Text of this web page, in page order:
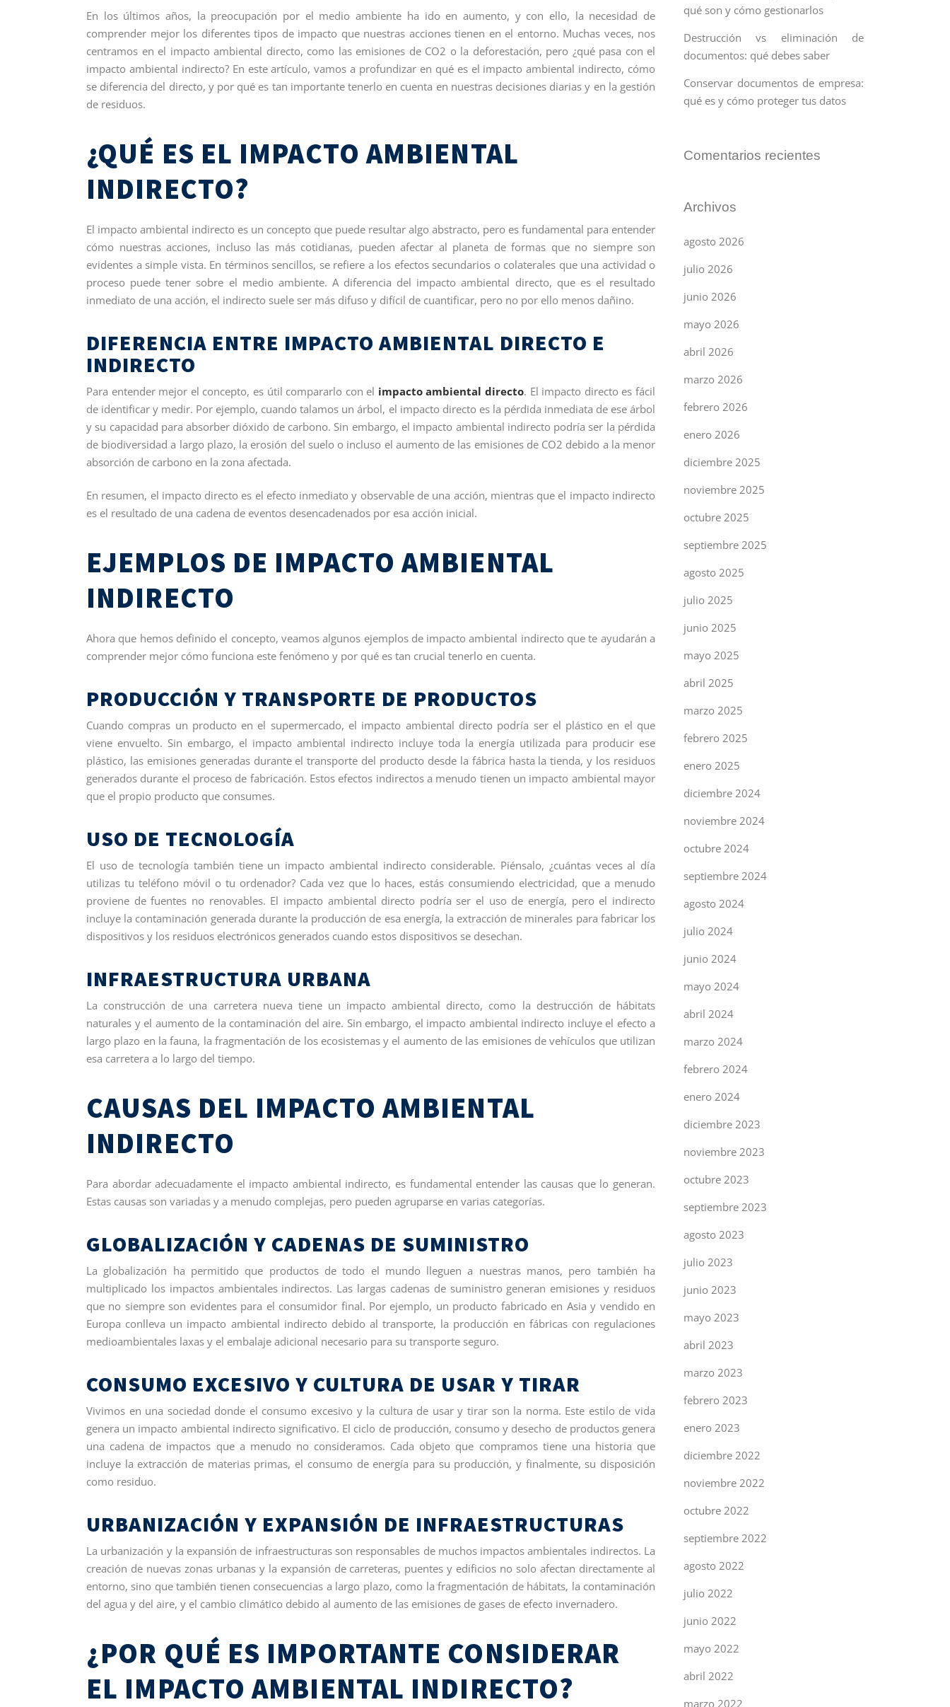
En los últimos años, la preocupación por el medio ambiente ha ido en aumento, y con ello, la necesidad de
comprender mejor los diferentes tipos de impacto que nuestras acciones tienen en el entorno. Muchas veces, nos
centramos en el impacto ambiental directo, como las emisiones de CO2 o la deforestación, pero ¿qué pasa con el
impacto ambiental indirecto? En este artículo, vamos a profundizar en qué es el impacto ambiental indirecto, cómo
se diferencia del directo, y por qué es tan importante tenerlo en cuenta en nuestras decisiones diarias y en la gestión
de residuos.
¿QUÉ ES EL IMPACTO AMBIENTAL
INDIRECTO?
El impacto ambiental indirecto es un concepto que puede resultar algo abstracto, pero es fundamental para entender
cómo nuestras acciones, incluso las más cotidianas, pueden afectar al planeta de formas que no siempre son
evidentes a simple vista. En términos sencillos, se refiere a los efectos secundarios o colaterales que una actividad o
proceso puede tener sobre el medio ambiente. A diferencia del impacto ambiental directo, que es el resultado
inmediato de una acción, el indirecto suele ser más difuso y difícil de cuantificar, pero no por ello menos dañino.
DIFERENCIA ENTRE IMPACTO AMBIENTAL DIRECTO E
INDIRECTO
Para entender mejor el concepto, es útil compararlo con el impacto ambiental directo. El impacto directo es fácil
de identificar y medir. Por ejemplo, cuando talamos un árbol, el impacto directo es la pérdida inmediata de ese árbol
y su capacidad para absorber dióxido de carbono. Sin embargo, el impacto ambiental indirecto podría ser la pérdida
de biodiversidad a largo plazo, la erosión del suelo o incluso el aumento de las emisiones de CO2 debido a la menor
absorción de carbono en la zona afectada.
En resumen, el impacto directo es el efecto inmediato y observable de una acción, mientras que el impacto indirecto
es el resultado de una cadena de eventos desencadenados por esa acción inicial.
EJEMPLOS DE IMPACTO AMBIENTAL
INDIRECTO
Ahora que hemos definido el concepto, veamos algunos ejemplos de impacto ambiental indirecto que te ayudarán a
comprender mejor cómo funciona este fenómeno y por qué es tan crucial tenerlo en cuenta.
PRODUCCIÓN Y TRANSPORTE DE PRODUCTOS
Cuando compras un producto en el supermercado, el impacto ambiental directo podría ser el plástico en el que
viene envuelto. Sin embargo, el impacto ambiental indirecto incluye toda la energía utilizada para producir ese
plástico, las emisiones generadas durante el transporte del producto desde la fábrica hasta la tienda, y los residuos
generados durante el proceso de fabricación. Estos efectos indirectos a menudo tienen un impacto ambiental mayor
que el propio producto que consumes.
USO DE TECNOLOGÍA
El uso de tecnología también tiene un impacto ambiental indirecto considerable. Piénsalo, ¿cuántas veces al día
utilizas tu teléfono móvil o tu ordenador? Cada vez que lo haces, estás consumiendo electricidad, que a menudo
proviene de fuentes no renovables. El impacto ambiental directo podría ser el uso de energía, pero el indirecto
incluye la contaminación generada durante la producción de esa energía, la extracción de minerales para fabricar los
dispositivos y los residuos electrónicos generados cuando estos dispositivos se desechan.
INFRAESTRUCTURA URBANA
La construcción de una carretera nueva tiene un impacto ambiental directo, como la destrucción de hábitats
naturales y el aumento de la contaminación del aire. Sin embargo, el impacto ambiental indirecto incluye el efecto a
largo plazo en la fauna, la fragmentación de los ecosistemas y el aumento de las emisiones de vehículos que utilizan
esa carretera a lo largo del tiempo.
CAUSAS DEL IMPACTO AMBIENTAL
INDIRECTO
Para abordar adecuadamente el impacto ambiental indirecto, es fundamental entender las causas que lo generan.
Estas causas son variadas y a menudo complejas, pero pueden agruparse en varias categorías.
GLOBALIZACIÓN Y CADENAS DE SUMINISTRO
La globalización ha permitido que productos de todo el mundo lleguen a nuestras manos, pero también ha
multiplicado los impactos ambientales indirectos. Las largas cadenas de suministro generan emisiones y residuos
que no siempre son evidentes para el consumidor final. Por ejemplo, un producto fabricado en Asia y vendido en
Europa conlleva un impacto ambiental indirecto debido al transporte, la producción en fábricas con regulaciones
medioambientales laxas y el embalaje adicional necesario para su transporte seguro.
CONSUMO EXCESIVO Y CULTURA DE USAR Y TIRAR
Vivimos en una sociedad donde el consumo excesivo y la cultura de usar y tirar son la norma. Este estilo de vida
genera un impacto ambiental indirecto significativo. El ciclo de producción, consumo y desecho de productos genera
una cadena de impactos que a menudo no consideramos. Cada objeto que compramos tiene una historia que
incluye la extracción de materias primas, el consumo de energía para su producción, y finalmente, su disposición
como residuo.
URBANIZACIÓN Y EXPANSIÓN DE INFRAESTRUCTURAS
La urbanización y la expansión de infraestructuras son responsables de muchos impactos ambientales indirectos. La
creación de nuevas zonas urbanas y la expansión de carreteras, puentes y edificios no solo afectan directamente al
entorno, sino que también tienen consecuencias a largo plazo, como la fragmentación de hábitats, la contaminación
del agua y del aire, y el cambio climático debido al aumento de las emisiones de gases de efecto invernadero.
¿POR QUÉ ES IMPORTANTE CONSIDERAR
EL IMPACTO AMBIENTAL INDIRECTO?
qué son y cómo gestionarlos
Destrucción vs eliminación de
documentos: qué debes saber
Conservar documentos de empresa:
qué es y cómo proteger tus datos
Comentarios recientes
Archivos
agosto 2026
julio 2026
junio 2026
mayo 2026
abril 2026
marzo 2026
febrero 2026
enero 2026
diciembre 2025
noviembre 2025
octubre 2025
septiembre 2025
agosto 2025
julio 2025
junio 2025
mayo 2025
abril 2025
marzo 2025
febrero 2025
enero 2025
diciembre 2024
noviembre 2024
octubre 2024
septiembre 2024
agosto 2024
julio 2024
junio 2024
mayo 2024
abril 2024
marzo 2024
febrero 2024
enero 2024
diciembre 2023
noviembre 2023
octubre 2023
septiembre 2023
agosto 2023
julio 2023
junio 2023
mayo 2023
abril 2023
marzo 2023
febrero 2023
enero 2023
diciembre 2022
noviembre 2022
octubre 2022
septiembre 2022
agosto 2022
julio 2022
junio 2022
mayo 2022
abril 2022
marzo 2022